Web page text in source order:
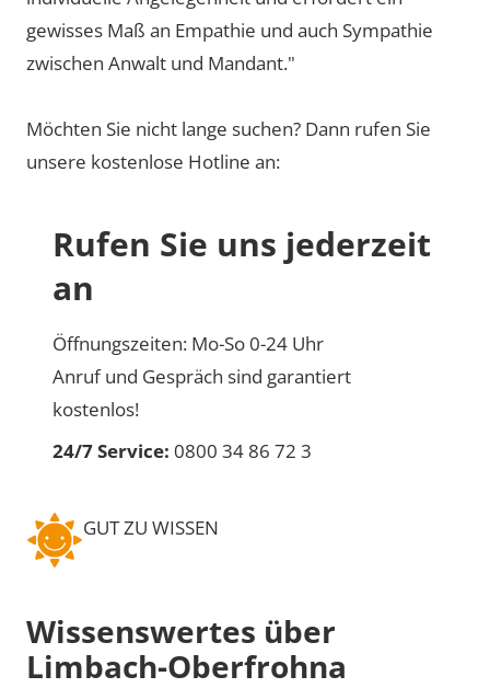
gewisses Maß an Empathie und auch Sympathie
zwischen Anwalt und Mandant."
Möchten Sie nicht lange suchen? Dann rufen Sie
unsere kostenlose Hotline an:
Rufen Sie uns jederzeit
an
Öffnungszeiten: Mo-So 0-24 Uhr
Anruf und Gespräch sind garantiert
kostenlos!
24/7 Service: 0800 34 86 72 3
GUT ZU WISSEN
Wissenswertes über
Limbach-Oberfrohna